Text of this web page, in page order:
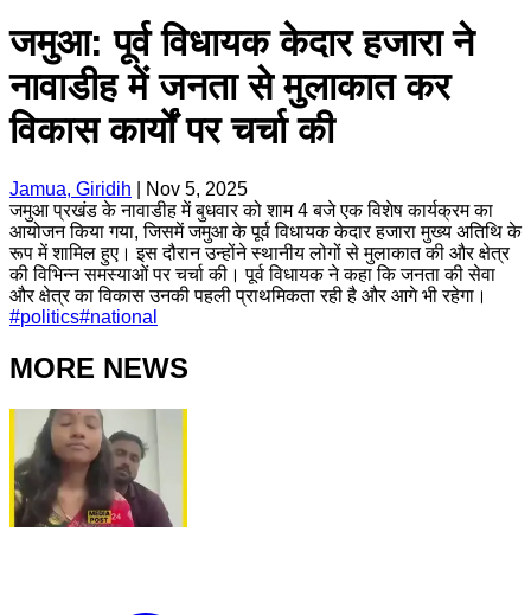
जमुआ: पूर्व विधायक केदार हजारा ने
नावाडीह में जनता से मुलाकात कर
विकास कार्यों पर चर्चा की
Jamua, Giridih
Nov 5, 2025
जमुआ प्रखंड के नावाडीह में बुधवार को शाम 4 बजे एक विशेष कार्यक्रम का
आयोजन किया गया, जिसमें जमुआ के पूर्व विधायक केदार हजारा मुख्य अतिथि के
रूप में शामिल हुए। इस दौरान उन्होंने स्थानीय लोगों से मुलाकात की और क्षेत्र
की विभिन्न समस्याओं पर चर्चा की। पूर्व विधायक ने कहा कि जनता की सेवा
और क्षेत्र का विकास उनकी पहली प्राथमिकता रही है और आगे भी रहेगा।
#politics#national
MORE NEWS